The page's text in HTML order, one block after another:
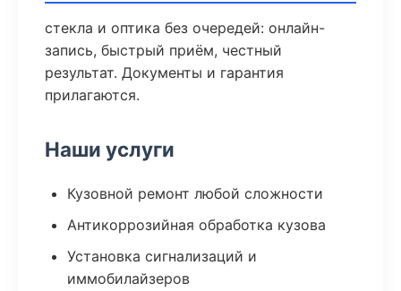
стекла и оптика без очередей: онлайн-
запись, быстрый приём, честный
результат. Документы и гарантия
прилагаются.
Наши услуги
Кузовной ремонт любой сложности
Антикоррозийная обработка кузова
Установка сигнализаций и
иммобилайзеров